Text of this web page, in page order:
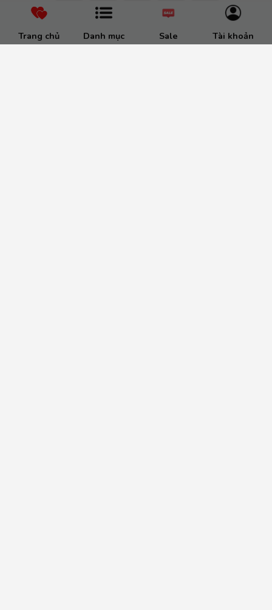
Trang chủ Danh mục Sale Tài khoản